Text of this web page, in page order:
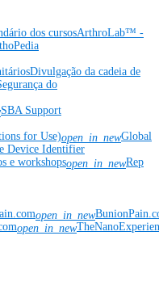
dos cursosArthroLab™ -
Divulgação da cadeia de
do
SBA Support
for Use)open_in_newGlobal
Device Identifier
e workshopsopen_in_newRep
open_in_new
open_in_new